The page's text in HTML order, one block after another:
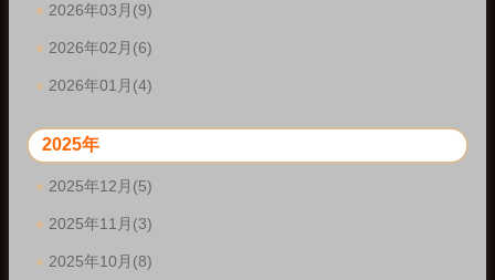
2026年03月(9)
2026年02月(6)
2026年01月(4)
2025年
2025年12月(5)
2025年11月(3)
2025年10月(8)